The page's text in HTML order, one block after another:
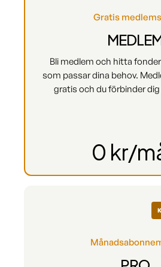
Gratis
Bli medlem och hitta
som passar dina behov.
gratis och du förbinder
0 kr/